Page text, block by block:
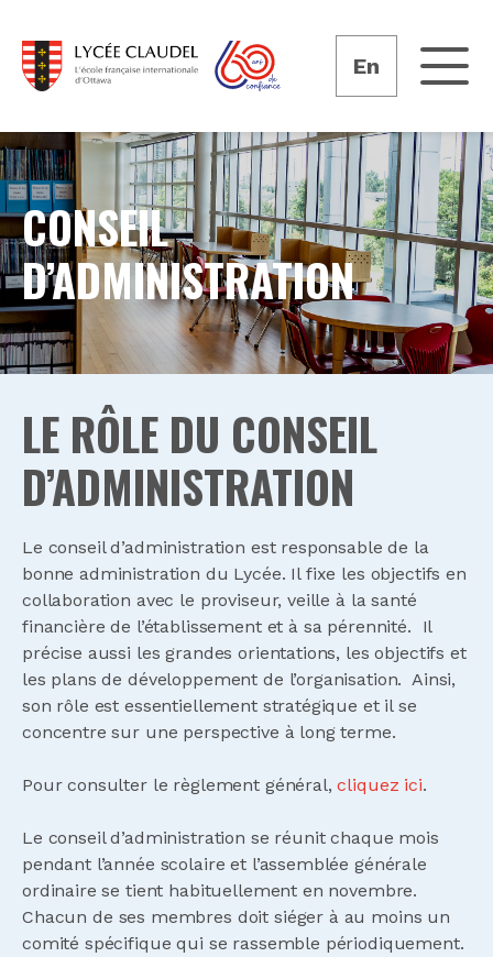
En
CONSEIL
D’ADMINISTRATION
LE RÔLE DU CONSEIL
D’ADMINISTRATION
Le conseil d’administration est responsable de la
bonne administration du Lycée. Il fixe les objectifs en
collaboration avec le proviseur, veille à la santé
financière de l’établissement et à sa pérennité. Il
précise aussi les grandes orientations, les objectifs et
les plans de développement de l’organisation. Ainsi,
son rôle est essentiellement stratégique et il se
concentre sur une perspective à long terme.
Pour consulter le règlement général,cliquez ici.
Le conseil d’administration se réunit chaque mois
pendant l’année scolaire et l’assemblée générale
ordinaire se tient habituellement en novembre.
Chacun de ses membres doit siéger à au moins un
comité spécifique qui se rassemble périodiquement.